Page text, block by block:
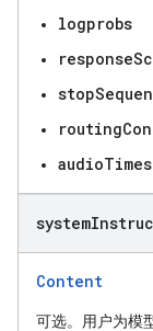
logprobs
system
Content
可选。用户为模